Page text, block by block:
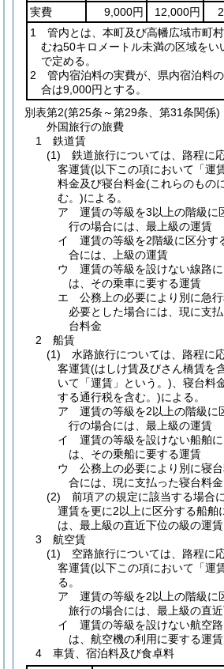
実費 9,000円 12,000円
1 管内とは、本町及び高幡広域市町
むね50キロメートル未満の区域をい
で定める。
2 管内宿泊料の実費が、県内宿泊料
合は9,000円とする。
別表第2(第25条～第29条、第31条関係)
外国旅行の旅費
1 鉄道賃
(1) 鉄道旅行については、路程に
客運賃(以下この項において「運
料金及び寝台料金(これらのもの
む。)による。
ア 運賃の等級を3以上の階級に
行の場合には、最上級の運賃
イ 運賃の等級を2階級に区分す
合には、上級の運賃
ウ 運賃の等級を設けない線路に
は、その乗車に要する運賃
エ 公務上の必要により別に急
必要とした場合には、現に支
台料金
2 船賃
(1) 水路旅行については、路程に
客運賃(はしけ賃及びさん橋賃を
いて「運賃」という。)、寝台料
する通行税を含む。)による。
ア 運賃の等級を2以上の階級に
行の場合には、最上級の運賃
イ 運賃の等級を設けない船舶に
は、その乗船に要する運賃
ウ 公務上の必要により別に寝
合には、現に支払った寝台料金
(2) 前項アの規定に該当する場合
運賃を更に2以上に区分する船舶
は、最上級の直近下位の級の運賃
3 航空賃
(1) 空路旅行については、路程に
客運賃(以下この項において「運
る。
ア 運賃の等級を2以上の階級に
旅行の場合には、最上級の直
イ 運賃の等級を設けない航空路
は、航空機の利用に要する運賃
4 車賃、宿泊料及び食卓料